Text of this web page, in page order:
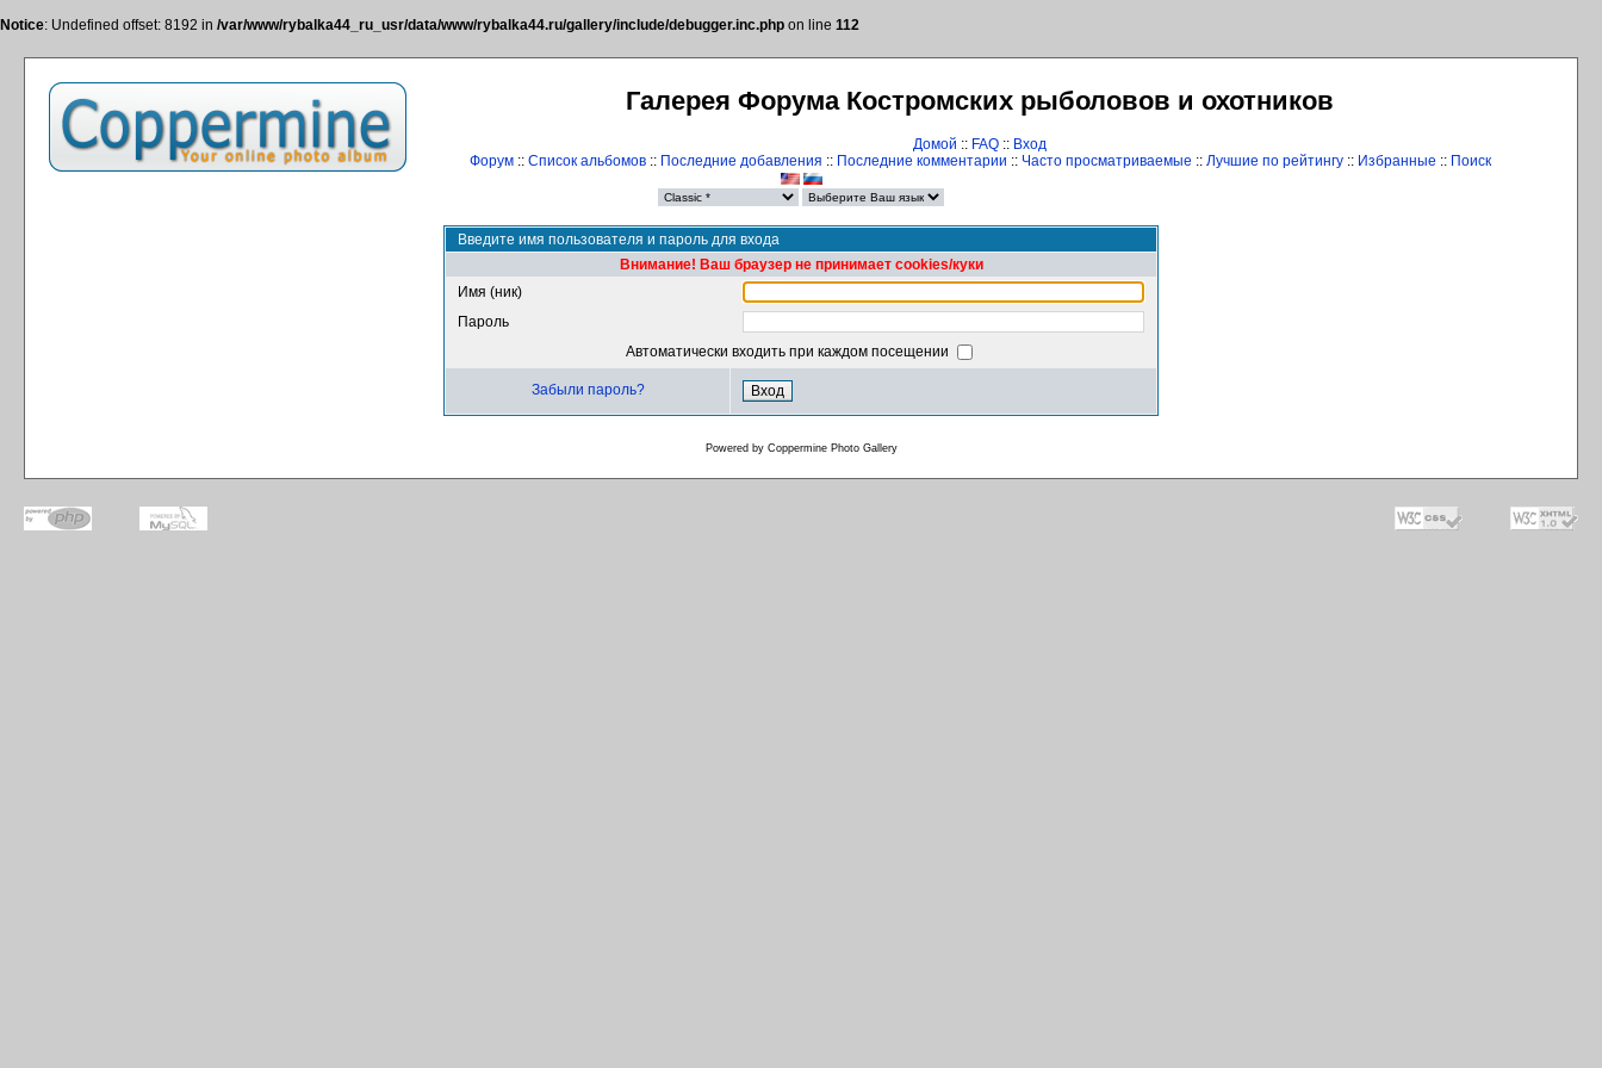
Notice: Undefined offset: 8192 in /var/www/rybalka44_ru_usr/data/www/rybalka44.ru/gallery/include/debugger.inc.php on line 112
Галерея Форума Костромских рыболовов и охотников
Домой :: FAQ :: Вход
Форум:: Список альбомов:: Последние добавления :: Последние комментарии :: Часто просматриваемые :: Лучшие по рейтингу:: Избранные :: Поиск
Введите имя пользователя и пароль для входа
Внимание! Ваш браузер не принимает cookies/куки
Имя (ник)
Пароль
Автоматически входить при каждом посещении
Забыли пароль?
Powered by Coppermine Photo Gallery